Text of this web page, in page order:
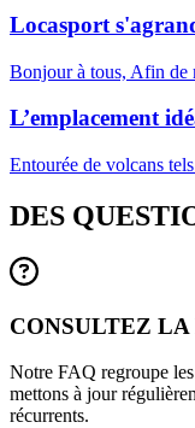
Locasport
Bonjour à tous, Afin de
L’emplacement
Entourée de volcans
DES
CONSULTEZ LA
Notre FAQ regroupe
mettons à jour
récurrents.